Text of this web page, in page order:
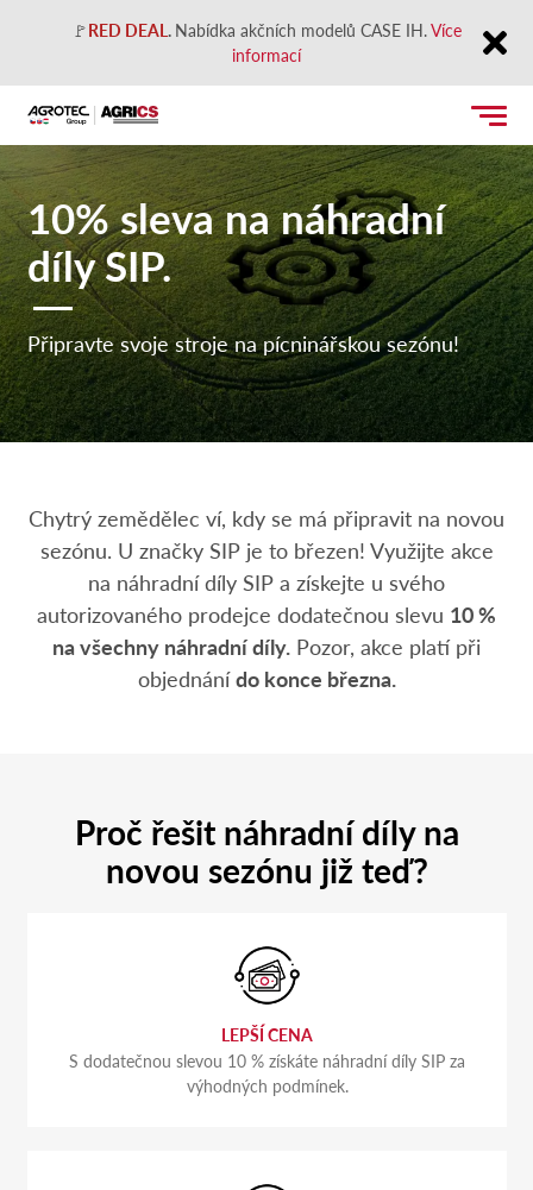
🚩RED DEAL. Nabídka akčních modelů CASE IH.Více
informací
Close
10% sleva na náhradní
díly SIP.
Připravte svoje stroje na pícninářskou sezónu!
Chytrý zemědělec ví, kdy se má připravit na novou
sezónu. U značky SIP je to březen! Využijte akce
na náhradní díly SIP a získejte u svého
autorizovaného prodejce dodatečnou slevu 10 %
na všechny náhradní díly. Pozor, akce platí při
objednánído konce března.
Proč řešit náhradní díly na
novou sezónu již teď?
LEPŠÍ CENA
S dodatečnou slevou 10 % získáte náhradní díly SIP za
výhodných podmínek.